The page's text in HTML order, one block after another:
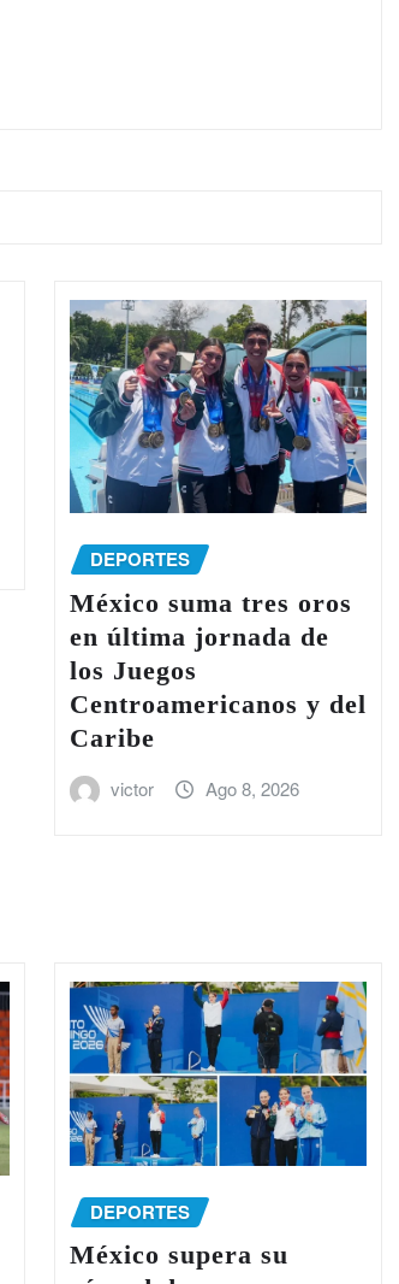
DEPORTES
México suma tres oros
en última jornada de
los Juegos
Centroamericanos y del
Caribe
victor Ago 8, 2026
DEPORTES
México supera su